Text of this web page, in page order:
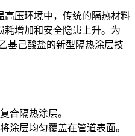
高压环境中，传统的隔热材料
耗增加和安全隐患上升。为
基己酸盐的新型隔热涂层技
合隔热涂层。
涂层均匀覆盖在管道表面。